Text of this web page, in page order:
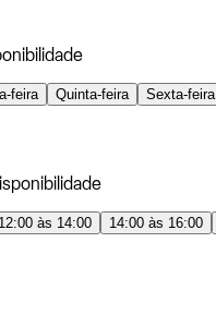
feira Quinta-feira Sexta-feira
12:00 às 14:00 14:00 às 16:00